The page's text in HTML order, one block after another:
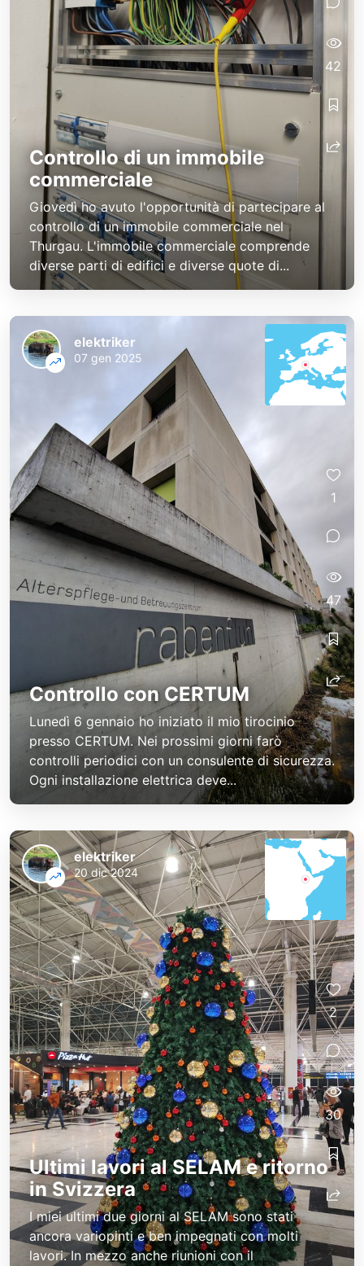
Controllo di un immobile
commerciale
Giovedì ho avuto l'opportunità di partecipare al
controllo di un immobile commerciale nel
Thurgau. L'immobile commerciale comprende
diverse parti di edifici e diverse quote di...
42
Controllo con CERTUM
Lunedì 6 gennaio ho iniziato il mio tirocinio
presso CERTUM. Nei prossimi giorni farò
controlli periodici con un consulente di sicurezza.
Ogni installazione elettrica deve...
elektriker
07 gen 2025
1
47
Ultimi lavori al SELAM e ritorno
in Svizzera
I miei ultimi due giorni al SELAM sono stati
ancora variopinti e ben impegnati con molti
lavori. In mezzo anche riunioni con il
elektriker
20 dic 2024
2
30